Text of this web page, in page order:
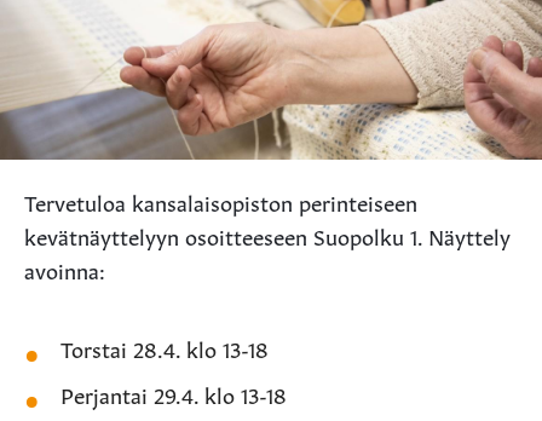
Tervetuloa kansalaisopiston perinteiseen
kevätnäyttelyyn osoitteeseen Suopolku 1. Näyttely
avoinna:
Torstai 28.4. klo 13-18
Perjantai 29.4. klo 13-18